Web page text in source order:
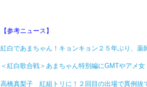
【参考ニュース】
紅白であまちゃん！キョンキョン２５年ぶり、薬
＜紅白歌合戦＞あまちゃん特別編にGMTやアメ
高橋真梨子 紅組トリに！２回目の出場で異例抜